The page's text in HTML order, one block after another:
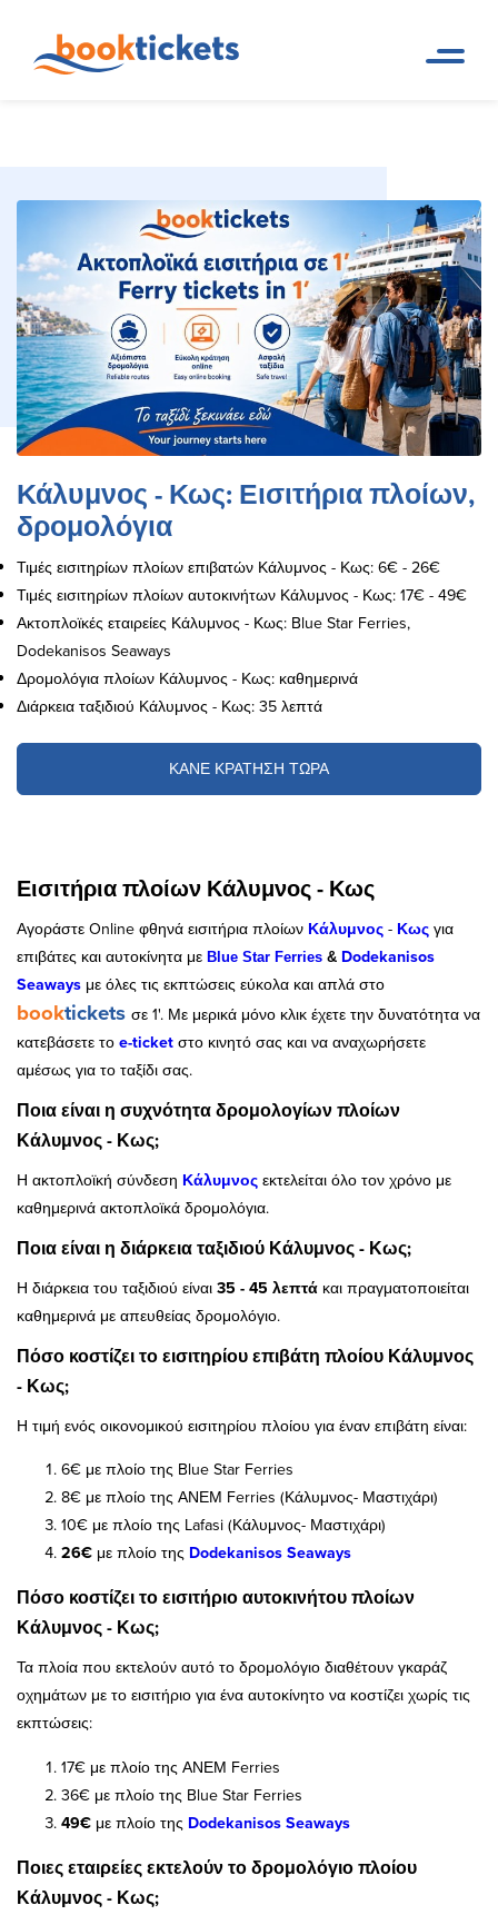
εισιτήρια πλοίων
Κάλυμνος - Κως: Εισιτήρια πλοίων,
δρομολόγια
Τιμές εισιτηρίων πλοίων επιβατών Κάλυμνος - Κως: 6€ - 26€
Τιμές εισιτηρίων πλοίων αυτοκινήτων Κάλυμνος - Κως: 17€ - 49€
Ακτοπλοϊκές εταιρείες Κάλυμνος - Κως: Blue Star Ferries,
Dodekanisos Seaways
Δρομολόγια πλοίων Κάλυμνος - Κως: καθημερινά
Διάρκεια ταξιδιού Κάλυμνος - Κως: 35 λεπτά
ΚΑΝΕ ΚΡΑΤΗΣΗ ΤΩΡΑ
Εισιτήρια πλοίων Κάλυμνος - Κως
Αγοράστε Online φθηνά εισιτήρια πλοίων Κάλυμνος - Κως για
επιβάτες και αυτοκίνητα με Blue Star Ferries & Dodekanisos
Seaways με όλες τις εκπτώσεις εύκολα και απλά στο
booktickets σε 1'. Με μερικά μόνο κλικ έχετε την δυνατότητα να
κατεβάσετε το e-ticket στο κινητό σας και να αναχωρήσετε
αμέσως για το ταξίδι σας.
Ποια είναι η συχνότητα δρομολογίων πλοίων
Κάλυμνος - Κως;
Η ακτοπλοϊκή σύνδεση Κάλυμνος εκτελείται όλο τον χρόνο με
καθημερινά ακτοπλοϊκά δρομολόγια.
Ποια είναι η διάρκεια ταξιδιού Κάλυμνος - Κως;
Η διάρκεια του ταξιδιού είναι 35 - 45 λεπτά και πραγματοποιείται
καθημερινά με απευθείας δρομολόγιο.
Πόσο κοστίζει το εισιτηρίου επιβάτη πλοίου Κάλυμνος
- Κως;
Η τιμή ενός οικονομικού εισιτηρίου πλοίου για έναν επιβάτη είναι:
6€ με πλοίο της Blue Star Ferries
8€ με πλοίο της ΑΝΕΜ Ferries (Κάλυμνος- Μαστιχάρι)
10€ με πλοίο της Lafasi (Κάλυμνος- Μαστιχάρι)
26€ με πλοίο της Dodekanisos Seaways
Πόσο κοστίζει το εισιτήριο αυτοκινήτου πλοίων
Κάλυμνος - Κως;
Τα πλοία που εκτελούν αυτό το δρομολόγιο διαθέτουν γκαράζ
οχημάτων με το εισιτήριο για ένα αυτοκίνητο να κοστίζει χωρίς τις
εκπτώσεις:
17€ με πλοίο της ΑΝΕΜ Ferries
36€ με πλοίο της Blue Star Ferries
49€ με πλοίο της Dodekanisos Seaways
Ποιες εταιρείες εκτελούν το δρομολόγιο πλοίου
Κάλυμνος - Κως;